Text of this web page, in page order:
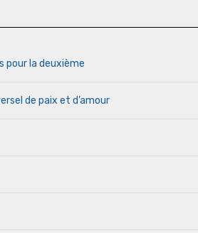
pour la deuxième
de paix et d’amour